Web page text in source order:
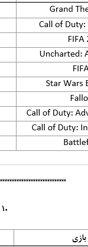
۱۰ بازی پرفروش کنسول Xbox One تاکنون